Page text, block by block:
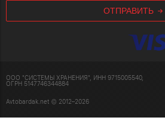
ОТПРАВИТЬ
ООО "СИСТЕМЫ ХРАНЕНИЯ", ИНН 9715005540,
ОГРН 5147746344884
Avtobardak.net © 2012–2026